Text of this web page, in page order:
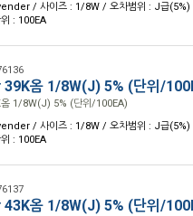
/ 사이즈 : 1/8W / 오차범위 : J급(5%)
: 100EA
39K옴 1/8W(J) 5% (단위/
1/8W(J) 5% (단위/100EA)
/ 사이즈 : 1/8W / 오차범위 : J급(5%)
: 100EA
43K옴 1/8W(J) 5% (단위/